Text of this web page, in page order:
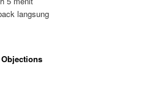
langsung